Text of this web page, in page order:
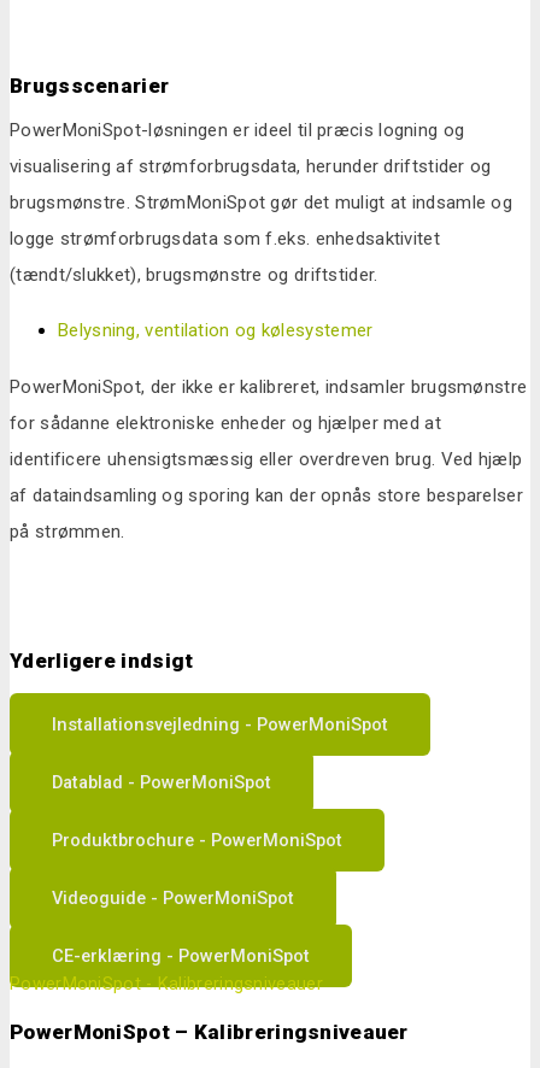
Brugsscenarier
PowerMoniSpot-løsningen er ideel til præcis logning og
visualisering af strømforbrugsdata, herunder driftstider og
brugsmønstre. StrømMoniSpot gør det muligt at indsamle og
logge strømforbrugsdata som f.eks. enhedsaktivitet
(tændt/slukket), brugsmønstre og driftstider.
Belysning, ventilation og kølesystemer
PowerMoniSpot, der ikke er kalibreret, indsamler brugsmønstre
for sådanne elektroniske enheder og hjælper med at
identificere uhensigtsmæssig eller overdreven brug. Ved hjælp
af dataindsamling og sporing kan der opnås store besparelser
på strømmen.
Yderligere indsigt
Installationsvejledning - PowerMoniSpot
Datablad - PowerMoniSpot
Produktbrochure - PowerMoniSpot
Videoguide - PowerMoniSpot
CE-erklæring - PowerMoniSpot
PowerMoniSpot - Kalibreringsniveauer
PowerMoniSpot – Kalibreringsniveauer